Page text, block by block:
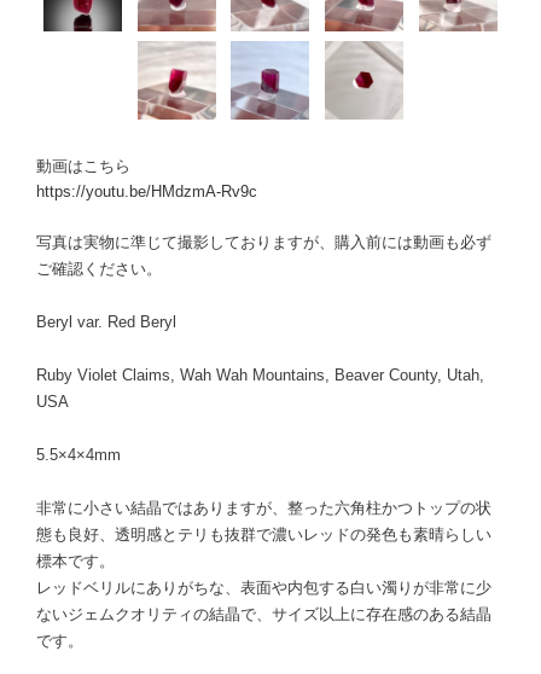
動画はこちら
https://youtu.be/HMdzmA-Rv9c
写真は実物に準じて撮影しておりますが、購入前には動画も必ず
ご確認ください。
Beryl var. Red Beryl
Ruby Violet Claims, Wah Wah Mountains, Beaver County, Utah,
USA
5.5×4×4mm
非常に小さい結晶ではありますが、整った六角柱かつトップの状
態も良好、透明感とテリも抜群で濃いレッドの発色も素晴らしい
標本です。
レッドベリルにありがちな、表面や内包する白い濁りが非常に少
ないジェムクオリティの結晶で、サイズ以上に存在感のある結晶
です。